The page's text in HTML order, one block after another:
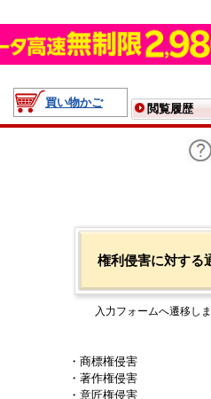
買い物かご
閲覧履歴
権利侵害に対する
入力フォームへ遷移しま
・商標権侵害
・著作権侵害
・意匠権侵害